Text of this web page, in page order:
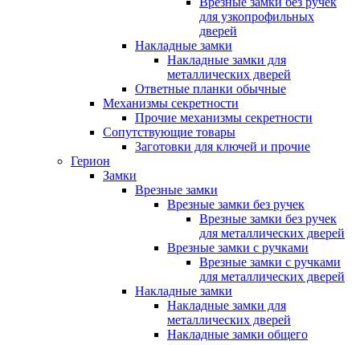
для узкопрофильных
дверей
Накладные замки
Накладные замки для
металлических дверей
Ответные планки обычные
Механизмы секретности
Прочие механизмы секретности
Сопутствующие товары
Заготовки для ключей и прочие
Герион
Замки
Врезные замки
Врезные замки без ручек
Врезные замки без ручек
для металлических дверей
Врезные замки с ручками
Врезные замки с ручками
для металлических дверей
Накладные замки
Накладные замки для
металлических дверей
Накладные замки общего